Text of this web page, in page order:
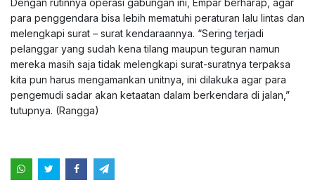
Dengan rutinnya operasi gabungan ini, Empar berharap, agar
para penggendara bisa lebih mematuhi peraturan lalu lintas dan
melengkapi surat – surat kendaraannya. “Sering terjadi
pelanggar yang sudah kena tilang maupun teguran namun
mereka masih saja tidak melengkapi surat-suratnya terpaksa
kita pun harus mengamankan unitnya, ini dilakuka agar para
pengemudi sadar akan ketaatan dalam berkendara di jalan,”
tutupnya. (Rangga)